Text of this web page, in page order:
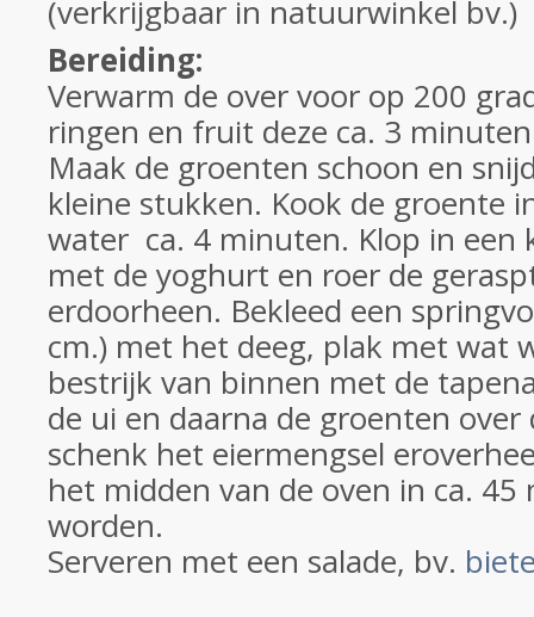
(verkrijgbaar in natuurwinkel bv.)
Bereiding:
Verwarm de over voor op 200
ringen en fruit deze ca. 3
Maak de groenten schoon en
kleine stukken. Kook de groente
water ca. 4 minuten. Klop in een
met de yoghurt en roer de
erdoorheen. Bekleed een
cm.) met het deeg, plak met wat
bestrijk van binnen met de
de ui en daarna de groenten over
schenk het eiermengsel
het midden van de oven in ca.
worden.
Serveren met een salade, bv.